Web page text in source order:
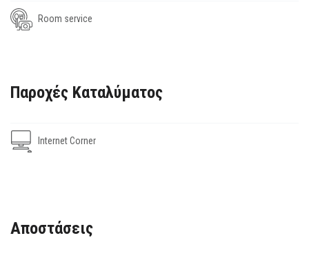
Room service
Παροχές Καταλύματος
Internet Corner
Αποστάσεις